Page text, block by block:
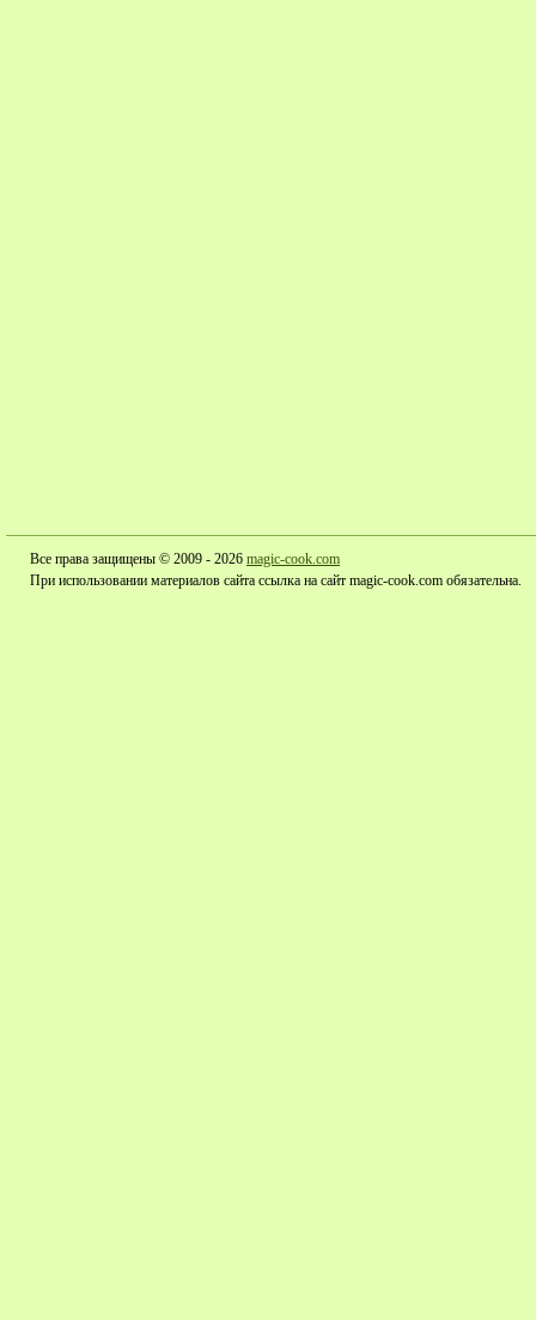
Все права защищены © 2009 - 2026 magic-cook.com
При использовании материалов сайта ссылка на сайт magic-cook.com обязательна.